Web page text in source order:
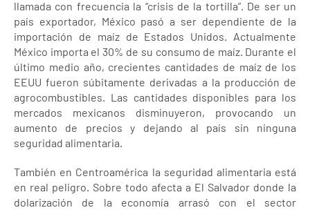
llamada con frecuencia la “crisis de la tortilla”. De ser un
país exportador, México pasó a ser dependiente de la
importación de maíz de Estados Unidos. Actualmente
México importa el 30% de su consumo de maíz. Durante el
último medio año, crecientes cantidades de maíz de los
EEUU fueron súbitamente derivadas a la producción de
agrocombustibles. Las cantidades disponibles para los
mercados mexicanos disminuyeron, provocando un
aumento de precios y dejando al país sin ninguna
seguridad alimentaria.
También en Centroamérica la seguridad alimentaria está
en real peligro. Sobre todo afecta a El Salvador donde la
dolarización de la economía arrasó con el sector